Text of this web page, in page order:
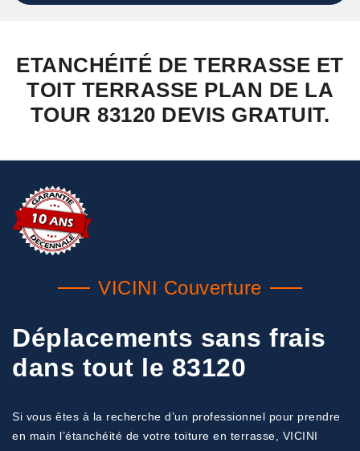
ETANCHÉITÉ DE TERRASSE ET
TOIT TERRASSE PLAN DE LA
TOUR 83120 DEVIS GRATUIT.
VICINI Couverture
Déplacements sans frais
dans tout le 83120
Si vous êtes à la recherche d’un professionnel pour prendre
en main l’étanchéité de votre toiture en terrasse, VICINI